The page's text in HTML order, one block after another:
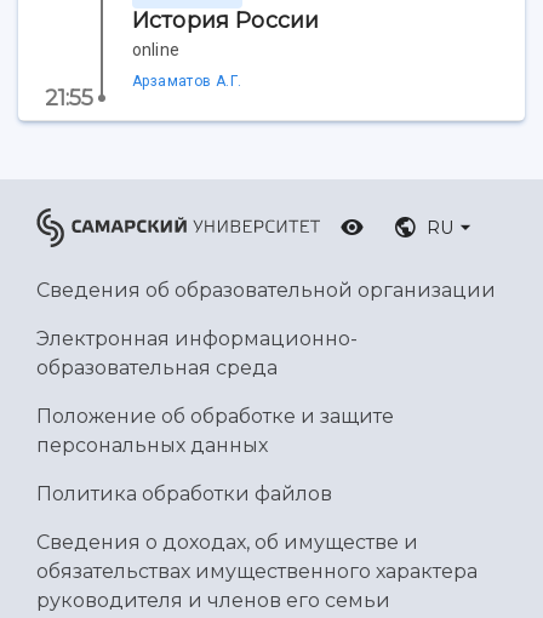
Ботанический сад
Умный дом бабочек
Сведения об образовательной организации
21:55
История России
online
Арзаматов А.Г.
RU
Сведения об образовательной организации
Электронная информационно-
образовательная среда
Положение об обработке и защите
персональных данных
Политика обработки файлов
Сведения о доходах, об имуществе и
обязательствах имущественного характера
руководителя и членов его семьи